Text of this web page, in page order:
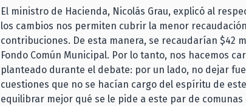
El ministro de Hacienda, Nicolás Grau, explicó al
los cambios nos permiten cubrir la menor
contribuciones. De esta manera, se recaudarían $42
Fondo Común Municipal. Por lo tanto, nos hacemos
planteado durante el debate: por un lado, no dejar
cuestiones que no se hacían cargo del espíritu de
equilibrar mejor qué se le pide a este par de